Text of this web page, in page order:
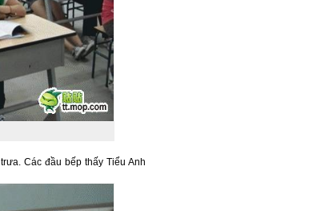
Các đầu bếp thấy Tiểu Anh